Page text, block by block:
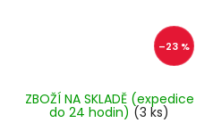
–23 %
ZBOŽÍ NA SKLADĚ (expedice
do 24 hodin) (3 ks)